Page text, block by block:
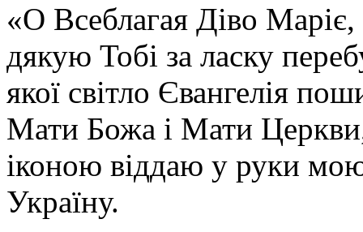
«О Всеблагая Діво
дякую Тобі за ласку
якої світло Євангелія
Мати Божа і Мати
іконою віддаю у руки
Україну.